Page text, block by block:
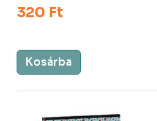
320 Ft
Kosárba